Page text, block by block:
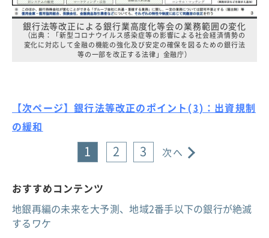
銀行法等改正による銀行業高度化等会の業務範囲の変化
（出典：「新型コロナウイルス感染症等の影響による社会経済情勢の
変化に対応して金融の機能の強化及び安定の確保を図るための銀行法
等の一部を改正する法律」金融庁）
【次ページ】銀行法等改正のポイント(3)：出資規制
の緩和
1 2 3 次へ
おすすめコンテンツ
地銀再編の未来を大予測、地域2番手以下の銀行が絶滅
するワケ